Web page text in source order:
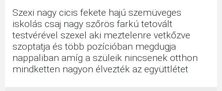
Szexi nagy cicis fekete hajú szemüveges
iskolás csaj nagy szőrös farkú tetovált
testvérével szexel aki meztelenre vetkőzve
szoptatja és több pozícióban megdugja
nappaliban amíg a szüleik nincsenek otthon
mindketten nagyon élvezték az együttlétet